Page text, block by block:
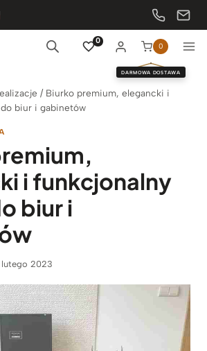
0
0
DARMOWA DOSTAWA
/ Biurko premium, elegancki i
biur i gabinetów
i funkcjonalny
biur i
2023